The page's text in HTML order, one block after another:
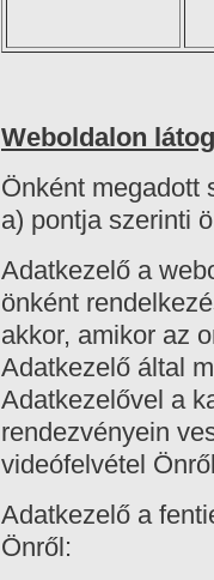
Weboldalon
Önként megadott
a) pontja szerinti
Adatkezelő a
önként
akkor, amikor az
Adatkezelő által
Adatkezelővel a
rendezvényein
videófelvétel
Adatkezelő a
Önről: